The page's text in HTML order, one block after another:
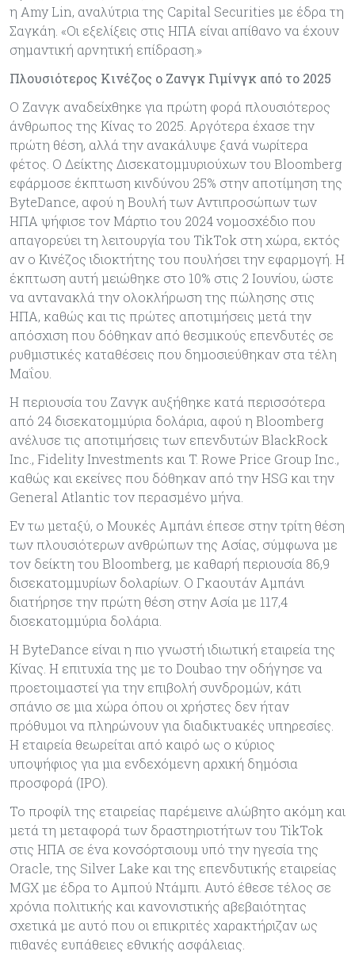
η Amy Lin, αναλύτρια της Capital Securities με έδρα τη
Σαγκάη. «Οι εξελίξεις στις ΗΠΑ είναι απίθανο να έχουν
σημαντική αρνητική επίδραση.»
Πλουσιότερος Κινέζος ο Zανγκ Γιμίνγκ από το 2025
Ο Ζανγκ αναδείχθηκε για πρώτη φορά πλουσιότερος
άνθρωπος της Κίνας το 2025. Αργότερα έχασε την
πρώτη θέση, αλλά την ανακάλυψε ξανά νωρίτερα
φέτος. Ο Δείκτης Δισεκατομμυριούχων του Bloomberg
εφάρμοσε έκπτωση κινδύνου 25% στην αποτίμηση της
ByteDance, αφού η Βουλή των Αντιπροσώπων των
ΗΠΑ ψήφισε τον Μάρτιο του 2024 νομοσχέδιο που
απαγορεύει τη λειτουργία του TikTok στη χώρα, εκτός
αν ο Κινέζος ιδιοκτήτης του πουλήσει την εφαρμογή. Η
έκπτωση αυτή μειώθηκε στο 10% στις 2 Ιουνίου, ώστε
να αντανακλά την ολοκλήρωση της πώλησης στις
ΗΠΑ, καθώς και τις πρώτες αποτιμήσεις μετά την
απόσχιση που δόθηκαν από θεσμικούς επενδυτές σε
ρυθμιστικές καταθέσεις που δημοσιεύθηκαν στα τέλη
Μαΐου.
Η περιουσία του Ζανγκ αυξήθηκε κατά περισσότερα
από 24 δισεκατομμύρια δολάρια, αφού η Bloomberg
ανέλυσε τις αποτιμήσεις των επενδυτών BlackRock
Inc., Fidelity Investments και T. Rowe Price Group Inc.,
καθώς και εκείνες που δόθηκαν από την HSG και την
General Atlantic τον περασμένο μήνα.
Εν τω μεταξύ, ο Μουκές Αμπάνι έπεσε στην τρίτη θέση
των πλουσιότερων ανθρώπων της Ασίας, σύμφωνα με
τον δείκτη του Bloomberg, με καθαρή περιουσία 86,9
δισεκατομμυρίων δολαρίων. Ο Γκαουτάν Αμπάνι
διατήρησε την πρώτη θέση στην Ασία με 117,4
δισεκατομμύρια δολάρια.
Η ByteDance είναι η πιο γνωστή ιδιωτική εταιρεία της
Κίνας. Η επιτυχία της με το Doubao την οδήγησε να
προετοιμαστεί για την επιβολή συνδρομών, κάτι
σπάνιο σε μια χώρα όπου οι χρήστες δεν ήταν
πρόθυμοι να πληρώνουν για διαδικτυακές υπηρεσίες.
Η εταιρεία θεωρείται από καιρό ως ο κύριος
υποψήφιος για μια ενδεχόμενη αρχική δημόσια
προσφορά (IPO).
Το προφίλ της εταιρείας παρέμεινε αλώβητο ακόμη και
μετά τη μεταφορά των δραστηριοτήτων του TikTok
στις ΗΠΑ σε ένα κονσόρτσιουμ υπό την ηγεσία της
Oracle, της Silver Lake και της επενδυτικής εταιρείας
MGX με έδρα το Αμπού Ντάμπι. Αυτό έθεσε τέλος σε
χρόνια πολιτικής και κανονιστικής αβεβαιότητας
σχετικά με αυτό που οι επικριτές χαρακτήριζαν ως
πιθανές ευπάθειες εθνικής ασφάλειας.